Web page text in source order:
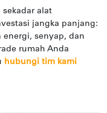
alat
jangka panjang:
energi, senyap, dan
rumah Anda
hubungi tim kami